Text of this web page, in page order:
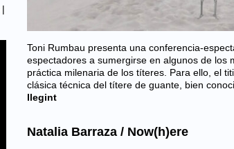
Toni Rumbau presenta una conferencia-
espectadores a sumergirse en algunos de los
práctica milenaria de los títeres. Para ello, el
clásica técnica del títere de guante, bien
llegint
|
Natalia Barraza / Now(h)ere